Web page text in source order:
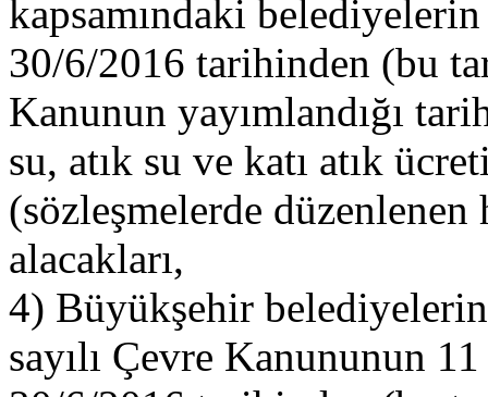
kapsamındaki
30/6/2016 tarihinden (bu
Kanunun yayımlandığı
su, atık su ve katı atık
(sözleşmelerde
alacakları,
4) Büyükşehir
sayılı Çevre Kanununun